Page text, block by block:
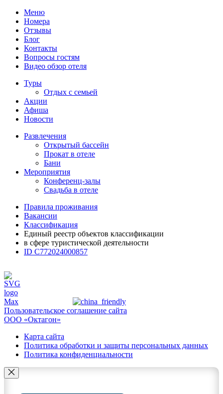
Меню
Номера
Отзывы
Блог
Контакты
Вопросы гостям
Видео обзор отеля
Туры
Отдых с семьей
Акции
Афиша
Новости
Развлечения
Открытый бассейн
Прокат в отеле
Бани
Мероприятия
Конференц-залы
Свадьба в отеле
Правила проживания
Вакансии
Классификация
Единый реестр объектов классификации
в сфере туристической деятельности
ID С772024000857
Пользовательское соглашение сайта
ООО «Октагон»
Карта сайта
Политика обработки и защиты персональных данных
Политика конфиденциальности